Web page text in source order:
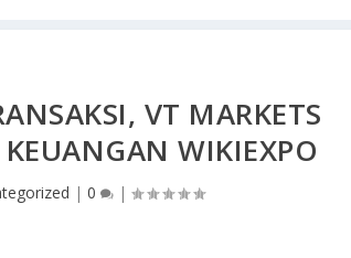
VT MARKETS
WIKIEXPO
|0 |